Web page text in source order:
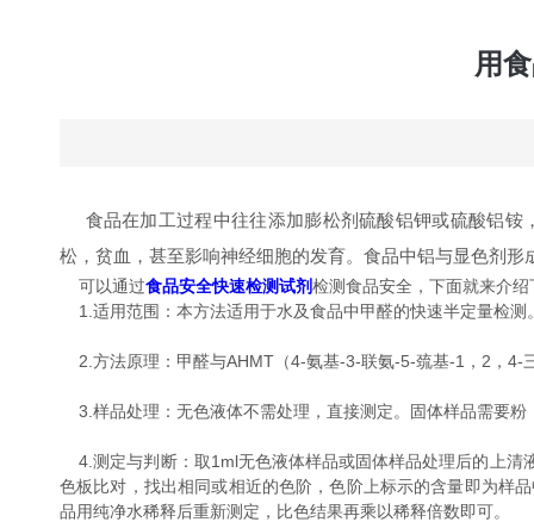
用
食品在加工过程中往往添加膨松剂硫酸铝钾或硫酸铝铵
松，贫血，甚至影响神经细胞的发育。食品中铝与显色剂
可以通过食品安全快速检测试剂检测食品安全，下面就来介
1.适用范围：本方法适用于水及食品中甲醛的快速半定量检测
2.方法原理：甲醛与AHMT（4-氨基-3-联氨-5-巯基-1，2，4-
3.样品处理：无色液体不需处理，直接测定。固体样品需要
4.测定与判断：取1ml无色液体样品或固体样品处理后的上清
色板比对，找出相同或相近的色阶，色阶上标示的含量即为样
品用纯净水稀释后重新测定，比色结果再乘以稀释倍数即可。